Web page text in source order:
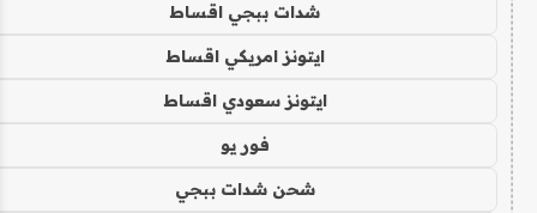
شدات ببجي اقساط
ايتونز امريكي اقساط
ايتونز سعودي اقساط
فور يو
شحن شدات ببجي